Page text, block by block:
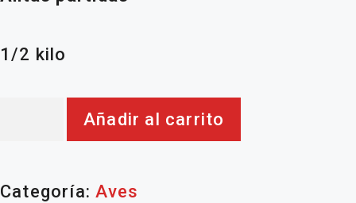
1/2 kilo
cantidad
Añadir al carrito
Categoría:Aves